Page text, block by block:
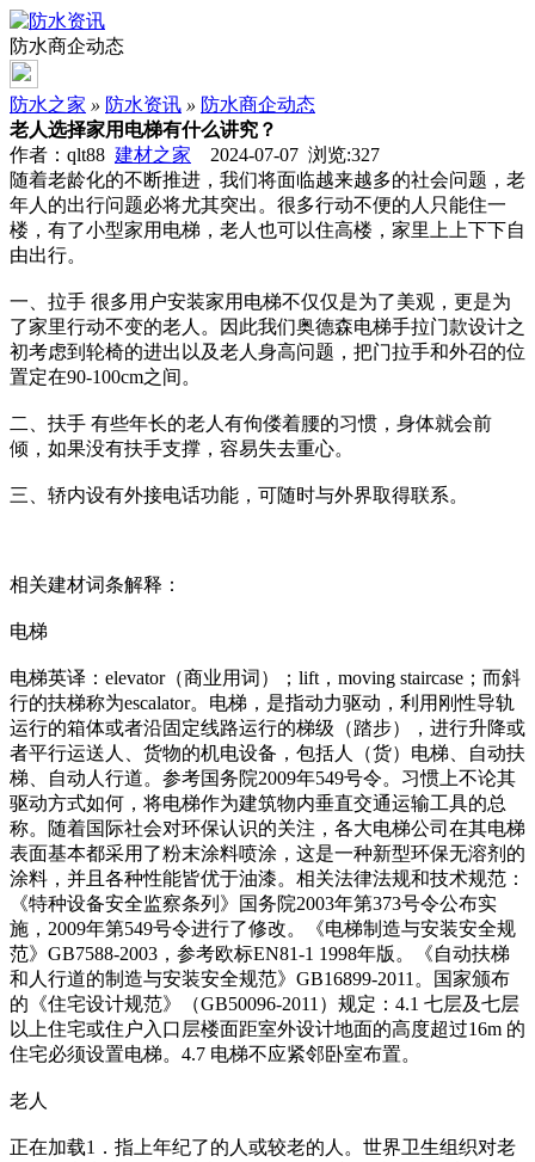
防水商企动态
防水之家 » 防水资讯 » 防水商企动态
老人选择家用电梯有什么讲究？
作者：qlt88 建材之家 2024-07-07 浏览:327
随着老龄化的不断推进，我们将面临越来越多的社会问题，老
年人的出行问题必将尤其突出。很多行动不便的人只能住一
楼，有了小型家用电梯，老人也可以住高楼，家里上上下下自
由出行。
一、拉手 很多用户安装家用电梯不仅仅是为了美观，更是为
了家里行动不变的老人。因此我们奥德森电梯手拉门款设计之
初考虑到轮椅的进出以及老人身高问题，把门拉手和外召的位
置定在90-100cm之间。
二、扶手 有些年长的老人有佝偻着腰的习惯，身体就会前
倾，如果没有扶手支撑，容易失去重心。
三、轿内设有外接电话功能，可随时与外界取得联系。
相关建材词条解释：
电梯
电梯英译：elevator（商业用词）；lift，moving staircase；而斜
行的扶梯称为escalator。电梯，是指动力驱动，利用刚性导轨
运行的箱体或者沿固定线路运行的梯级（踏步），进行升降或
者平行运送人、货物的机电设备，包括人（货）电梯、自动扶
梯、自动人行道。参考国务院2009年549号令。习惯上不论其
驱动方式如何，将电梯作为建筑物内垂直交通运输工具的总
称。随着国际社会对环保认识的关注，各大电梯公司在其电梯
表面基本都采用了粉末涂料喷涂，这是一种新型环保无溶剂的
涂料，并且各种性能皆优于油漆。相关法律法规和技术规范：
《特种设备安全监察条列》国务院2003年第373号令公布实
施，2009年第549号令进行了修改。《电梯制造与安装安全规
范》GB7588-2003，参考欧标EN81-1 1998年版。《自动扶梯
和人行道的制造与安装安全规范》GB16899-2011。国家颁布
的《住宅设计规范》（GB50096-2011）规定：4.1 七层及七层
以上住宅或住户入口层楼面距室外设计地面的高度超过16m 的
住宅必须设置电梯。4.7 电梯不应紧邻卧室布置。
老人
正在加载1．指上年纪了的人或较老的人。世界卫生组织对老